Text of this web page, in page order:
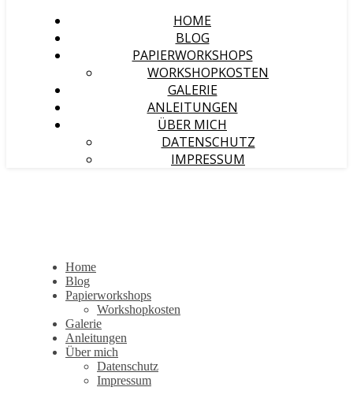
HOME
BLOG
PAPIERWORKSHOPS
WORKSHOPKOSTEN
GALERIE
ANLEITUNGEN
ÜBER MICH
DATENSCHUTZ
IMPRESSUM
Home
Blog
Papierworkshops
Workshopkosten
Galerie
Anleitungen
Über mich
Datenschutz
Impressum